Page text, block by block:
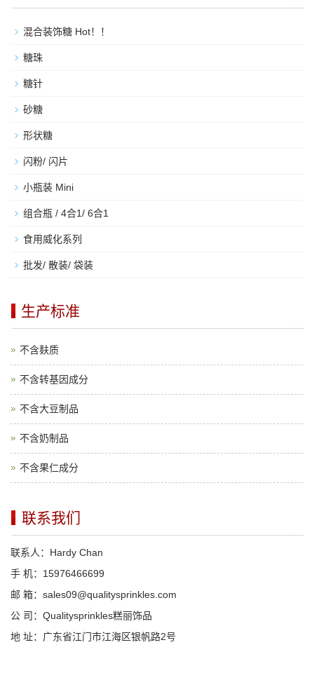
混合装饰糖 Hot！！
糖珠
糖针
砂糖
形状糖
闪粉/ 闪片
小瓶装 Mini
组合瓶 / 4合1/ 6合1
食用威化系列
批发/ 散装/ 袋装
生产标准
不含麸质
不含转基因成分
不含大豆制品
不含奶制品
不含果仁成分
联系我们
联系人：Hardy Chan
手 机：15976466699
邮 箱：sales09@qualitysprinkles.com
公 司：Qualitysprinkles糕丽饰品
地 址：广东省江门市江海区银帆路2号